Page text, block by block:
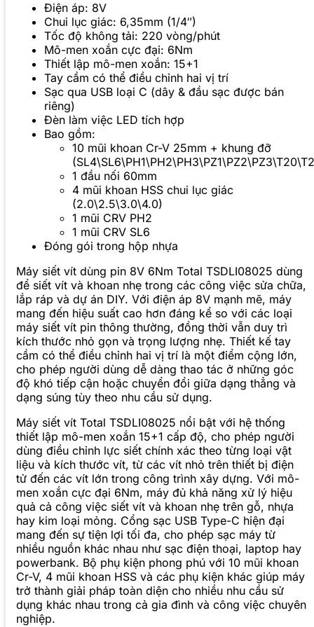
Điện áp: 8V
Chui lục giác: 6,35mm (1/4″)
Tốc độ không tải: 220 vòng/phút
Mô-men xoắn cực đại: 6Nm
Thiết lập mô-men xoắn: 15+1
Tay cầm có thể điều chỉnh hai vị trí
Sạc qua USB loại C (dây & đầu sạc được bán
riêng)
Đèn làm việc LED tích hợp
Bao gồm:
10 mũi khoan Cr-V 25mm + khung đỡ
1 đầu nối 60mm
4 mũi khoan HSS chui lục giác
(2.0\2.5\3.0\4.0)
1 mũi CRV PH2
1 mũi CRV SL6
Đóng gói trong hộp nhựa
Máy siết vít dùng pin 8V 6Nm Total TSDLI08025 dùng
để siết vít và khoan nhẹ trong các công việc sửa chữa,
lắp ráp và dự án DIY. Với điện áp 8V mạnh mẽ, máy
mang đến hiệu suất cao hơn đáng kể so với các loại
máy siết vít pin thông thường, đồng thời vẫn duy trì
kích thước nhỏ gọn và trọng lượng nhẹ. Thiết kế tay
cầm có thể điều chỉnh hai vị trí là một điểm cộng lớn,
cho phép người dùng dễ dàng thao tác ở những góc
độ khó tiếp cận hoặc chuyển đổi giữa dạng thẳng và
dạng súng tùy theo nhu cầu sử dụng.
Máy siết vít Total TSDLI08025 nổi bật với hệ thống
thiết lập mô-men xoắn 15+1 cấp độ, cho phép người
dùng điều chỉnh lực siết chính xác theo từng loại vật
liệu và kích thước vít, từ các vít nhỏ trên thiết bị điện
tử đến các vít lớn trong công trình xây dựng. Với mô-
men xoắn cực đại 6Nm, máy đủ khả năng xử lý hiệu
quả cả công việc siết vít và khoan nhẹ trên gỗ, nhựa
hay kim loại mỏng. Cổng sạc USB Type-C hiện đại
mang đến sự tiện lợi tối đa, cho phép sạc máy từ
nhiều nguồn khác nhau như sạc điện thoại, laptop hay
powerbank. Bộ phụ kiện phong phú với 10 mũi khoan
Cr-V, 4 mũi khoan HSS và các phụ kiện khác giúp máy
trở thành giải pháp toàn diện cho nhiều nhu cầu sử
dụng khác nhau trong cả gia đình và công việc chuyên
nghiệp.